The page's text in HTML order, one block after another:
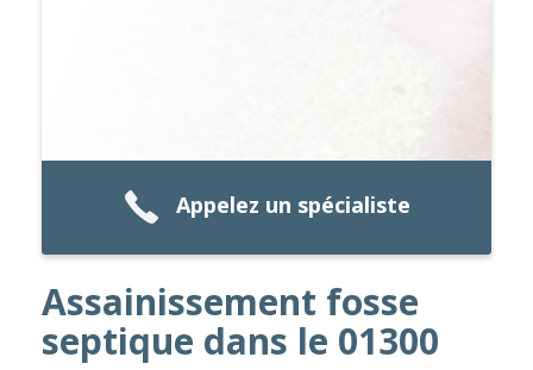
Appelez un spécialiste
Assainissement fosse
septique dans le 01300